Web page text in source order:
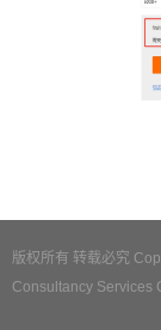
版权所有 转载必究
Consultancy Services